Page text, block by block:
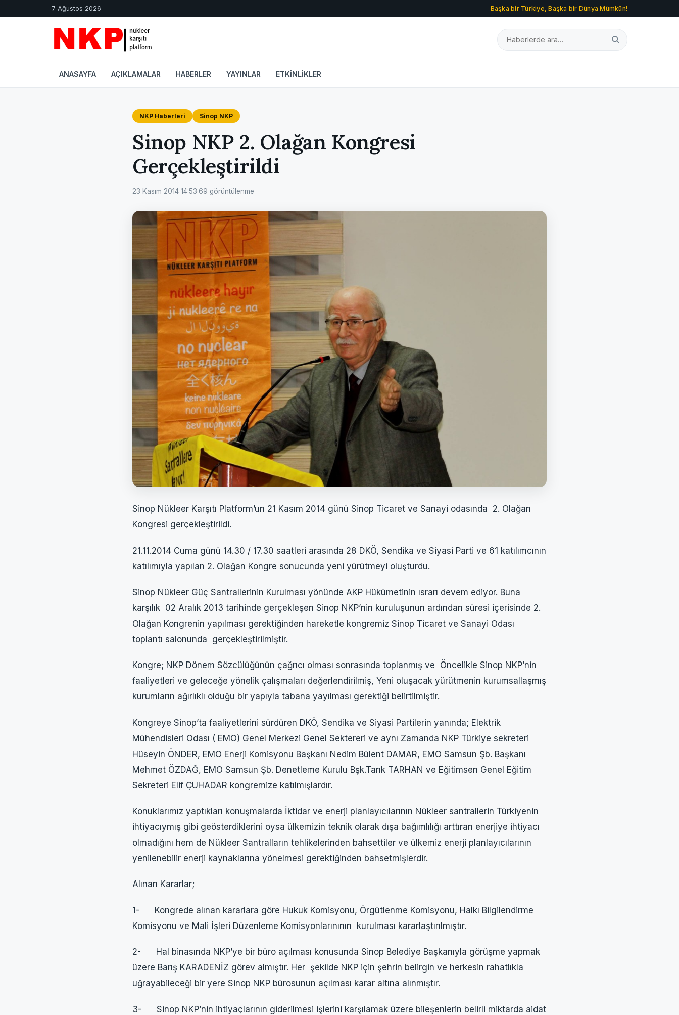
7 Ağustos 2026 Başka bir Türkiye, Başka bir Dünya Mümkün!
ANASAYFA AÇIKLAMALAR HABERLER YAYINLAR ETKİNLİKLER
NKP Haberleri Sinop NKP
Sinop NKP 2. Olağan Kongresi‏
Gerçekleştirildi
23 Kasım 2014 14:53·69 görüntülenme
Sinop Nükleer Karşıtı Platform’un 21 Kasım 2014 günü Sinop Ticaret ve Sanayi odasında 2. Olağan
Kongresi gerçekleştirildi.
21.11.2014 Cuma günü 14.30 / 17.30 saatleri arasında 28 DKÖ, Sendika ve Siyasi Parti ve 61 katılımcının
katılımıyla yapılan 2. Olağan Kongre sonucunda yeni yürütmeyi oluşturdu.
Sinop Nükleer Güç Santrallerinin Kurulması yönünde AKP Hükümetinin ısrarı devem ediyor. Buna
karşılık 02 Aralık 2013 tarihinde gerçekleşen Sinop NKP’nin kuruluşunun ardından süresi içerisinde 2.
Olağan Kongrenin yapılması gerektiğinden hareketle kongremiz Sinop Ticaret ve Sanayi Odası
toplantı salonunda gerçekleştirilmiştir.
Kongre; NKP Dönem Sözcülüğünün çağrıcı olması sonrasında toplanmış ve Öncelikle Sinop NKP’nin
faaliyetleri ve geleceğe yönelik çalışmaları değerlendirilmiş, Yeni oluşacak yürütmenin kurumsallaşmış
kurumların ağırlıklı olduğu bir yapıyla tabana yayılması gerektiği belirtilmiştir.
Kongreye Sinop’ta faaliyetlerini sürdüren DKÖ, Sendika ve Siyasi Partilerin yanında; Elektrik
Mühendisleri Odası ( EMO) Genel Merkezi Genel Sektereri ve aynı Zamanda NKP Türkiye sekreteri
Hüseyin ÖNDER, EMO Enerji Komisyonu Başkanı Nedim Bülent DAMAR, EMO Samsun Şb. Başkanı
Mehmet ÖZDAĞ, EMO Samsun Şb. Denetleme Kurulu Bşk.Tarık TARHAN ve Eğitimsen Genel Eğitim
Sekreteri Elif ÇUHADAR kongremize katılmışlardır.
Konuklarımız yaptıkları konuşmalarda İktidar ve enerji planlayıcılarının Nükleer santrallerin Türkiyenin
ihtiyacıymış gibi geösterdiklerini oysa ülkemizin teknik olarak dışa bağımlılığı arttıran enerjiye ihtiyacı
olmadığını hem de Nükleer Santralların tehlikelerinden bahsettiler ve ülkemiz enerji planlayıcılarının
yenilenebilir enerji kaynaklarına yönelmesi gerektiğinden bahsetmişlerdir.
Alınan Kararlar;
1- Kongrede alınan kararlara göre Hukuk Komisyonu, Örgütlenme Komisyonu, Halkı Bilgilendirme
Komisyonu ve Mali İşleri Düzenleme Komisyonlarınının kurulması kararlaştırılmıştır.
2- Hal binasında NKP’ye bir büro açılması konusunda Sinop Belediye Başkanıyla görüşme yapmak
üzere Barış KARADENİZ görev almıştır. Her şekilde NKP için şehrin belirgin ve herkesin rahatlıkla
uğrayabileceği bir yere Sinop NKP bürosunun açılması karar altına alınmıştır.
3- Sinop NKP’nin ihtiyaçlarının giderilmesi işlerini karşılamak üzere bileşenlerin belirli miktarda aidat